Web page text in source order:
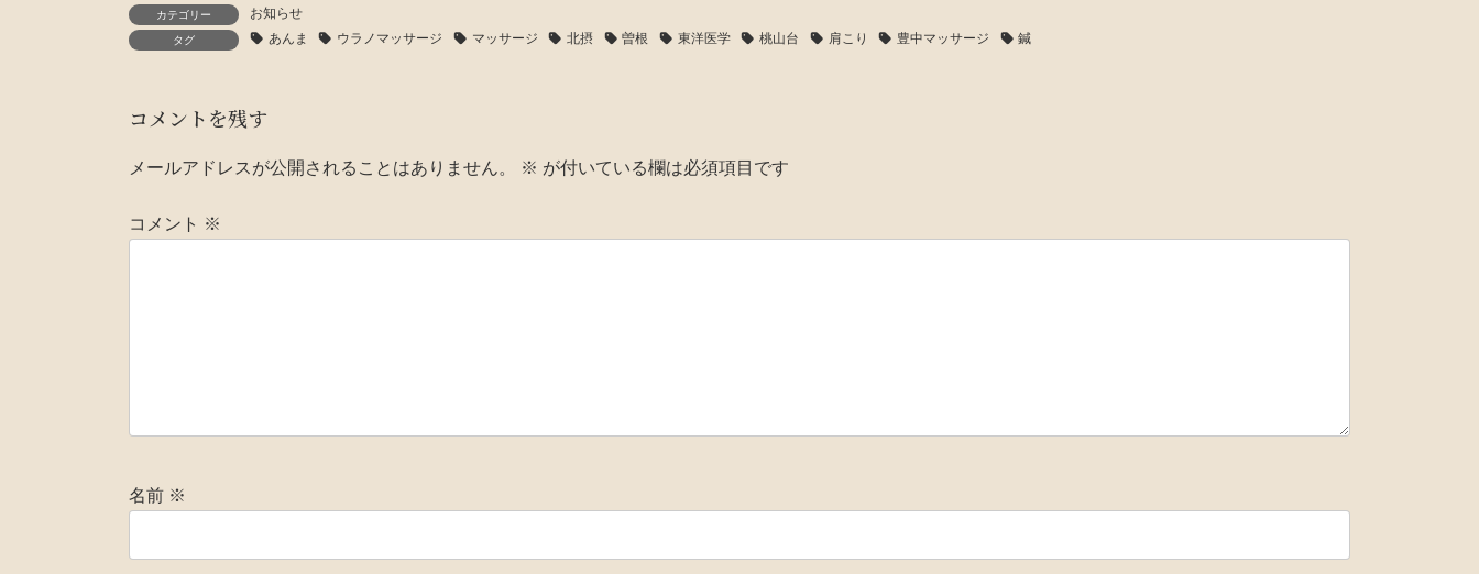
カテゴリー お知らせ
タグ あんま ウラノマッサージ マッサージ 北摂 曽根 東洋医学 桃山台 肩こり 豊中マッサージ 鍼
コメントを残す
メールアドレスが公開されることはありません。 ※ が付いている欄は必須項目です
コメント ※
名前 ※